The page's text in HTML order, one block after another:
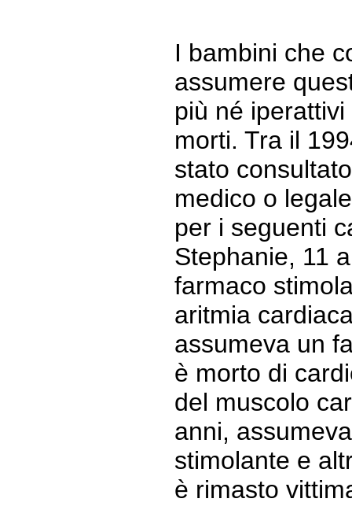
I bambini che
assumere
più né
morti. Tra il
stato
medico o
per i seguenti
Stephanie, 11
farmaco
aritmia
assumeva un
è morto di
del muscolo
anni,
stimolante e
è rimasto